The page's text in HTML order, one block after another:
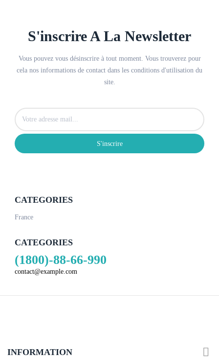
S'inscrire A La Newsletter
Vous pouvez vous désinscrire à tout moment. Vous trouverez pour
cela nos informations de contact dans les conditions d'utilisation du
site.
S'inscrire
CATEGORIES
France
CATEGORIES
(1800)-88-66-990
contact@example.com
INFORMATION 